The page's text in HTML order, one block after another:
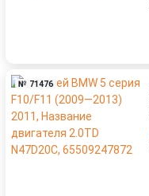
№ 71476